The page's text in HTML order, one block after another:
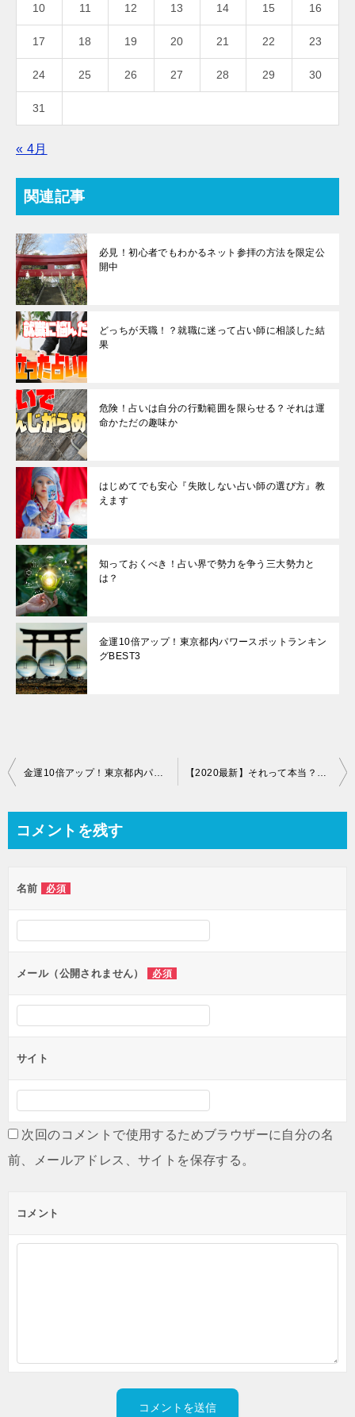
10 11 12 13 14 15 16
17 18 19 20 21 22 23
24 25 26 27 28 29 30
31
« 4月
関連記事
必見！初心者でもわかるネット参拝の方法を限定公
開中
どっちが天職！？就職に迷って占い師に相談した結
果
危険！占いは自分の行動範囲を限らせる？それは運
命かただの趣味か
はじめてでも安心『失敗しない占い師の選び方』教
えます
知っておくべき！占い界で勢力を争う三大勢力と
は？
金運10倍アップ！東京都内パワースポットランキン
グBEST3
コメントを残す
名前 必須
メール（公開されません） 必須
サイト
次回のコメントで使用するためブラウザーに自分の名
前、メールアドレス、サイトを保存する。
コメント